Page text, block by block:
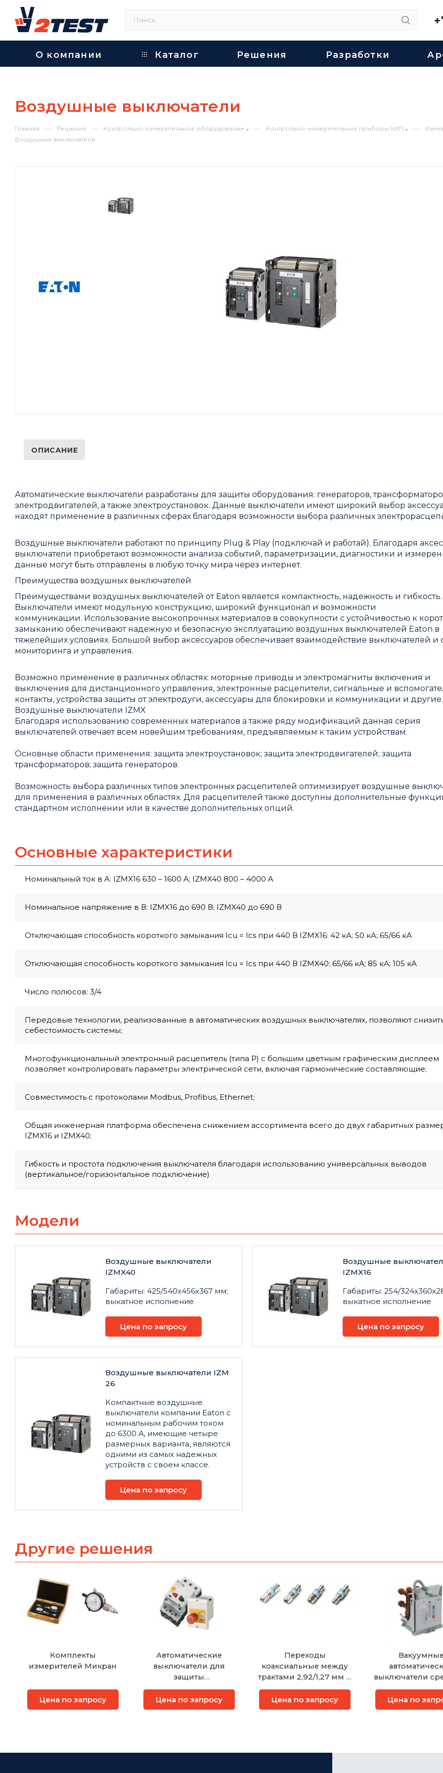
О компании Каталог Решения Разработки
Воздушные выключатели
Главная — Решения — Контрольно-измерительное оборудование — Контрольно-измерительные приборы КИП —
Воздушные выключатели
ОПИСАНИЕ
Автоматические выключатели разработаны для защиты оборудования: генераторов,
электродвигателей, а также электроустановок. Данные выключатели имеют широкий выбор
находят применение в различных сферах благодаря возможности выбора различных
Воздушные выключатели работают по принципу Plug & Play (подключай и работай). Благодаря
выключатели приобретают возможности анализа событий, параметризации, диагностики и
данные могут быть отправлены в любую точку мира через интернет.
Преимущества воздушных выключателей
Преимуществами воздушных выключателей от Eaton является компактность, надежность и гибкость.
Выключатели имеют модульную конструкцию, широкий функционал и возможности
коммуникации. Использование высокопрочных материалов в совокупности с устойчивостью к
замыканию обеспечивают надежную и безопасную эксплуатацию воздушных выключателей Eaton в
тяжелейших условиях. Большой выбор аксессуаров обеспечивает взаимодействие выключателей и
мониторинга и управления.
Возможно применение в различных областях: моторные приводы и электромагниты включения и
выключения для дистанционного управления, электронные расцепители, сигнальные и
контакты, устройства защиты от электродуги, аксессуары для блокировки и коммуникации и
Воздушные выключатели IZMX
Благодаря использованию современных материалов а также ряду модификаций данная серия
выключателей отвечает всем новейшим требованиям, предъявляемым к таким устройствам.
Основные области применения: защита электроустановок; защита электродвигателей; защита
трансформаторов; защита генераторов.
Возможность выбора различных типов электронных расцепителей оптимизирует воздушные
для применения в различных областях. Для расцепителей также доступны дополнительные
стандартном исполнении или в качестве дополнительных опций.
Основные характеристики
Номинальный ток в A: IZMX16 630 – 1600 A; IZMX40 800 – 4000 A
Номинальное напряжение в В: IZMX16 до 690 В; IZMX40 до 690 В
Отключающая способность короткого замыкания Icu = Ics при 440 В IZMX16: 42 кА; 50 кА; 65/66 кА
Отключающая способность короткого замыкания Icu = Ics при 440 В IZMX40: 65/66 кА; 85 кА; 105 кА
Число полюсов: 3/4
Передовые технологии, реализованные в автоматических воздушных выключателях, позволяют
себестоимость системы;
Многофункциональный электронный расцепитель (типа P) с большим цветным графическим дисплеем
позволяет контролировать параметры электрической сети, включая гармонические составляющие;
Совместимость с протоколами Modbus, Profibus, Ethernet;
Общая инженерная платформа обеспечена снижением ассортимента всего до двух габаритных
IZMX16 и IZMX40;
Гибкость и простота подключения выключателя благодаря использованию универсальных выводов
(вертикальное/горизонтальное подключение)
Модели
Воздушные выключатели
IZMX40
Габариты: 425/540x456x367 мм;
выкатное исполнение
Цена по запросу
Воздушные
IZMX16
Габариты: 254/
выкатное исполнение
Цена по запросу
Воздушные выключатели IZM
26
Компактные воздушные
выключатели компании Eaton с
номинальным рабочим током
до 6300 А, имеющие четыре
размерных варианта, являются
одними из самых надежных
устройств с своем классе.
Цена по запросу
Другие решения
Комплекты
измерителей Микран
Цена по запросу
Автоматические
выключатели для
защиты
электродвигателей
Цена по запросу
Переходы
коаксиальные между
трактами 2,92/1,27 мм и
2,4/1,042 мм Микран
Цена по запросу
выключатели
Цена по